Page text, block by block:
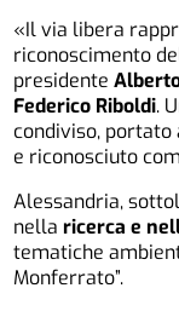
«Il via libera
riconoscimento
presidente
Federico Riboldi.
condiviso,
e riconosciuto
Alessandria,
nellaricerca e
tematiche
Monferrato”.